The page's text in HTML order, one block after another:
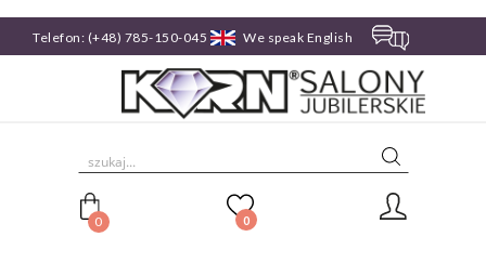
Telefon: (+48) 785-150-045 We speak English
0 0